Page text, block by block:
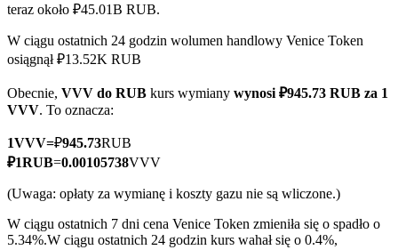
TradFi
towary
teraz około ₽45.01B RUB.
W ciągu ostatnich 24 godzin wolumen handlowy Venice Token
osiągnął ₽13.52K RUB
Obecnie, VVV do RUB kurs wymiany wynosi ₽945.73 RUB za 1
VVV. To oznacza:
1VVV=₽945.73RUB
₽1RUB=0.00105738VVV
(Uwaga: opłaty za wymianę i koszty gazu nie są wliczone.)
W ciągu ostatnich 7 dni cena Venice Token zmieniła się o spadło o
5.34%.W ciągu ostatnich 24 godzin kurs wahał się o 0.4%,